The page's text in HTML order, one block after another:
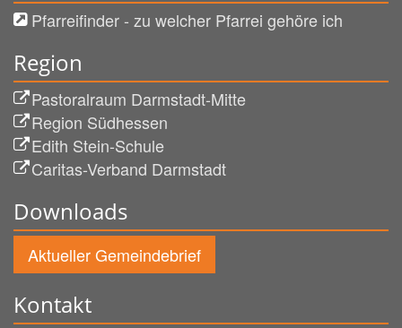
Pfarreifinder - zu welcher Pfarrei gehöre ich
Region
Pastoralraum Darmstadt-Mitte
Region Südhessen
Edith Stein-Schule
Caritas-Verband Darmstadt
Downloads
Aktueller Gemeindebrief
Kontakt